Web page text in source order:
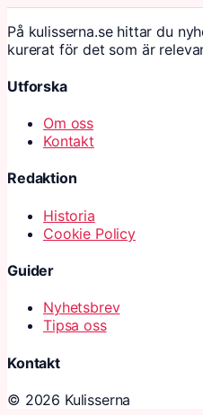
På kulisserna.se hittar du
kurerat för det som är
Utforska
Om oss
Kontakt
Redaktion
Historia
Cookie Policy
Guider
Nyhetsbrev
Tipsa oss
Kontakt
© 2026 Kulisserna